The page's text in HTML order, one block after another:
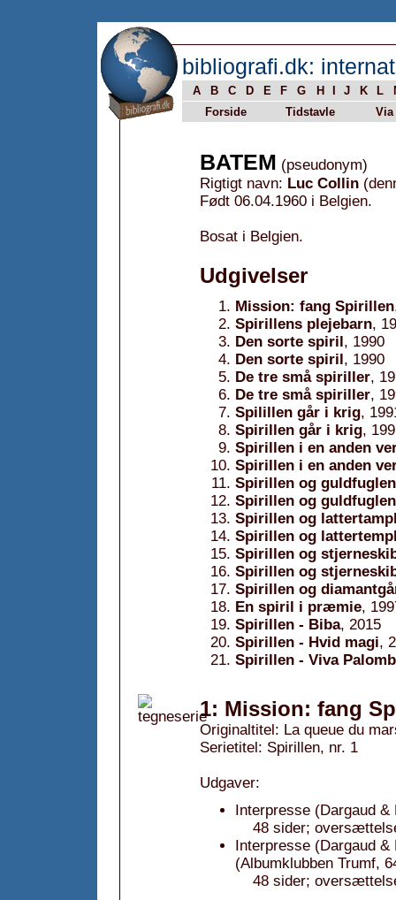
bibliografi.dk:
A B C D E F G H J K L
Forside
Tidstavle Via
BATEM (pseudonym)
Rigtigt navn: Luc Collin
Født 06.04.1960 i Belgien.
Bosat i Belgien.
Udgivelser
Mission: fang Spirillen
Spirillens plejebarn,
Den sorte spiril, 1990
Den sorte spiril, 1990
De tre små spiriller,
De tre små spiriller,
Spilillen går i krig,
Spirillen går i krig,
Spirillen i en anden
Spirillen i en anden
Spirillen og guldfuglen
Spirillen og guldfuglen
Spirillen og
Spirillen og
Spirillen og
Spirillen og
Spirillen og
En spiril i præmie,
Spirillen - Biba, 2015
Spirillen - Hvid magi,
Spirillen - Viva
1: Mission: fang
Originaltitel: La queue du
Serietitel: Spirillen, nr. 1
Udgaver:
Interpresse (Dargaud
48 sider;
Interpresse (Dargaud
(Albumklubben Trumf,
48 sider;